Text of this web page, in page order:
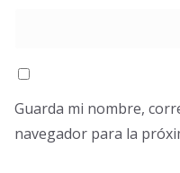
Guarda mi nombre,
navegador para la